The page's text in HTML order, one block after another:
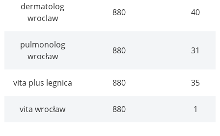
dermatolog
wroclaw
880 40
pulmonolog
wrocław
880 31
vita plus legnica 880 35
vita wrocław 880 1